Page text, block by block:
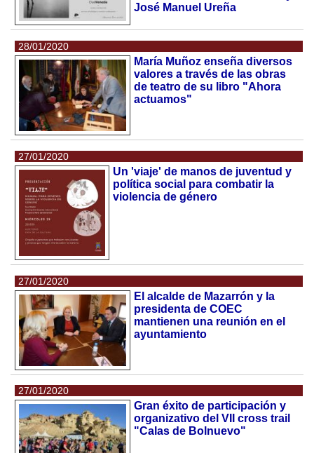
José Manuel Ureña
28/01/2020
María Muñoz enseña diversos
valores a través de las obras
de teatro de su libro "Ahora
actuamos"
27/01/2020
Un 'viaje' de manos de juventud y
política social para combatir la
violencia de género
27/01/2020
El alcalde de Mazarrón y la
presidenta de COEC
mantienen una reunión en el
ayuntamiento
27/01/2020
Gran éxito de participación y
organizativo del VII cross trail
"Calas de Bolnuevo"